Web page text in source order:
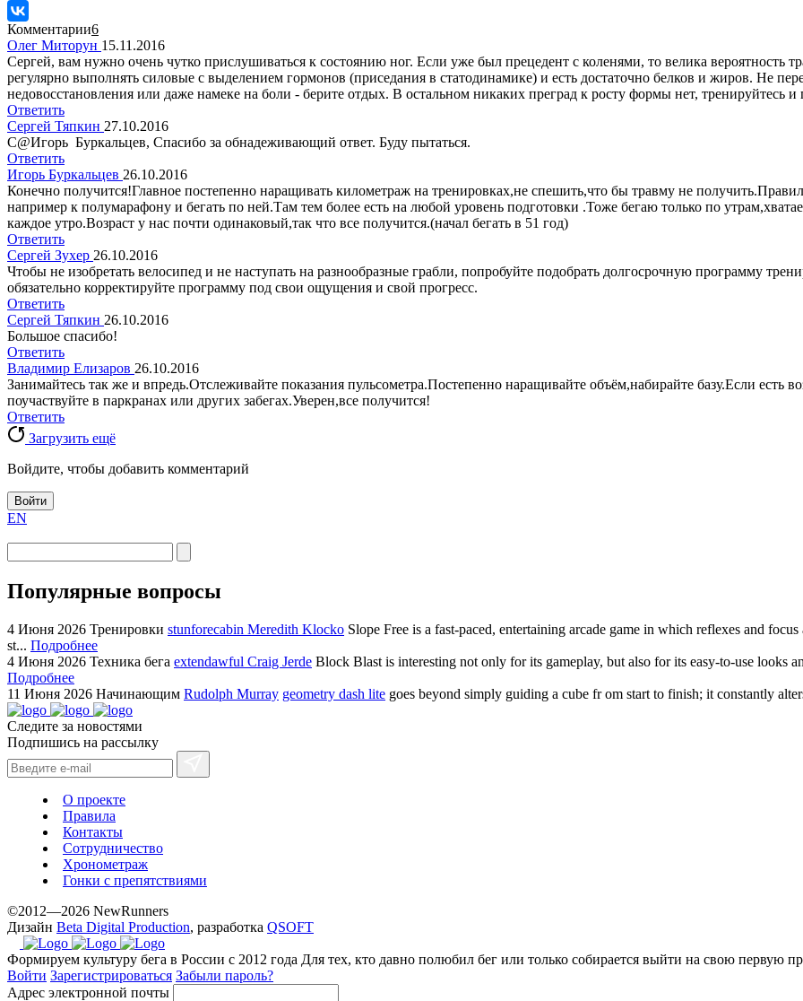
Комментарии6
Олег Миторун 15.11.2016
Сергей, вам нужно очень чутко прислушиваться к состоянию ног. Если уже был прецедент с коленями, то велика вероятность
регулярно выполнять силовые с выделением гормонов (приседания в статодинамике) и есть достаточно белков и жиров. Не
недовосстановления или даже намеке на боли - берите отдых. В остальном никаких преград к росту формы нет, тренируйтесь и
Ответить
Сергей Тяпкин 27.10.2016
С@Игорь Буркальцев, Спасибо за обнадеживающий ответ. Буду пытаться.
Ответить
Игорь Буркальцев 26.10.2016
Конечно получится!Главное постепенно наращивать километраж на тренировках,не спешить,что бы травму не
например к полумарафону и бегать по ней.Там тем более есть на любой уровень подготовки .Тоже бегаю только по
каждое утро.Возраст у нас почти одинаковый,так что все получится.(начал бегать в 51 год)
Ответить
Сергей Зухер 26.10.2016
Чтобы не изобретать велосипед и не наступать на разнообразные грабли, попробуйте подобрать долгосрочную программу
обязательно корректируйте программу под свои ощущения и свой прогресс.
Ответить
Сергей Тяпкин 26.10.2016
Большое спасибо!
Ответить
Владимир Елизаров 26.10.2016
Занимайтесь так же и впредь.Отслеживайте показания пульсометра.Постепенно наращивайте объём,набирайте базу.Если есть
поучаствуйте в паркранах или других забегах.Уверен,все получится!
Ответить
Загрузить ещё
Войдите, чтобы добавить комментарий
Войти
EN
Популярные вопросы
4 Июня 2026 Тренировки stunforecabin Meredith Klocko Slope Free is a fast-paced, entertaining arcade game in which reflexes and
st... Подробнее
4 Июня 2026 Техника бега extendawful Craig Jerde Block Blast is interesting not only for its gameplay, but also for its easy-to-use looks
Подробнее
11 Июня 2026 Начинающим Rudolph Murray geometry dash lite goes beyond simply guiding a cube fr om start to finish; it constantly
Следите за новостями
Подпишись на рассылку
О проекте
Правила
Контакты
Сотрудничество
Хронометраж
Гонки с препятствиями
©2012—2026 NewRunners
Дизайн Beta Digital Production, разработка QSOFT
Формируем культуру бега в России с 2012 года Для тех, кто давно полюбил бег или только собирается выйти на свою первую
Войти Зарегистрироваться Забыли пароль?
Адрес электронной почты